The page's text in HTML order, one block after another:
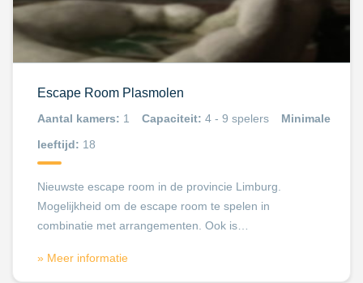
Escape Room Plasmolen
Aantal kamers: 1 Capaciteit: 4 - 9 spelers
Minimale
leeftijd: 18
Nieuwste escape room in de provincie Limburg.
Mogelijkheid om de escape room te spelen in
combinatie met arrangementen. Ook is…
» Meer informatie